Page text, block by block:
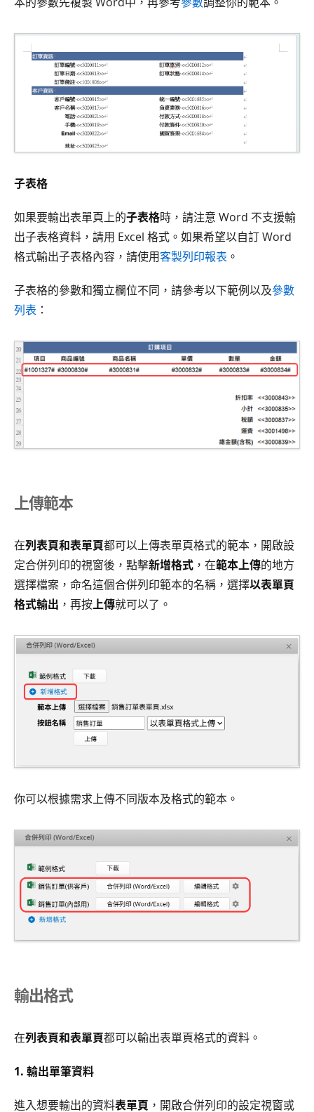
子表格
如果要輸出表單頁上的子表格時，請注意 Word 不支援輸
出子表格資料，請用 Excel 格式。如果希望以自訂 Word
格式輸出子表格內容，請使用客製列印報表 。
子表格的參數和獨立欄位不同，請參考以下範例以及參數
列表 ：
上傳範本
在列表頁和表單頁都可以上傳表單頁格式的範本，開啟設
定合併列印的視窗後，點擊新增格式 ，在範本上傳的地方
選擇檔案，命名這個合併列印範本的名稱，選擇以表單頁
格式輸出 ，再按上傳就可以了。
你可以根據需求上傳不同版本及格式的範本。
輸出格式
在列表頁和表單頁都可以輸出表單頁格式的資料。
1. 輸出單筆資料
進入想要輸出的資料表單頁 ，開啟合併列印的設定視窗或